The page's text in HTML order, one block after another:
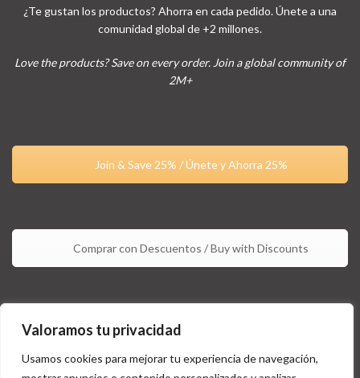
Valoramos tu privacidad
Usamos cookies para mejorar tu experiencia de navegación,
¿Te gustan los productos? Ahorra en cada pedido. Únete a una
comunidad global de +2 millones.
Love the products? Save on every order. Join a global community of
2M+
Join & Save 25% / Únete y Ahorra 25%
Comprar con Descuentos / Buy with Discounts